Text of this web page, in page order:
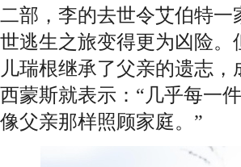
二部，李的去世令艾伯特
世逃生之旅变得更为凶险
儿瑞根继承了父亲的遗志
西蒙斯就表示：“几乎每一
像父亲那样照顾家庭。”